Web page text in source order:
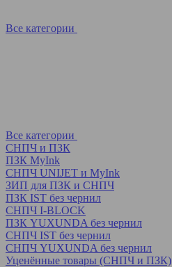
Все категории
Все категории
СНПЧ и ПЗК
ПЗК MyInk
СНПЧ UNIJET и MyInk
ЗИП для ПЗК и СНПЧ
ПЗК IST без чернил
СНПЧ I-BLOCK
ПЗК YUXUNDA без чернил
СНПЧ IST без чернил
СНПЧ YUXUNDA без чернил
Уценённые товары (СНПЧ и ПЗК)